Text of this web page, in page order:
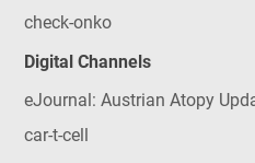
check-onko
Digital Channels
eJournal: Austrian Atopy
car-t-cell